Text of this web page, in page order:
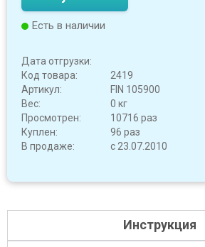
Есть в наличии
Дата отгрузки:
Код товара:
2419
Артикул:
FIN 105900
Вес:
0 кг
Просмотрен:
10716 раз
Куплен:
96 раз
В продаже:
с 23.07.2010
Инструкция